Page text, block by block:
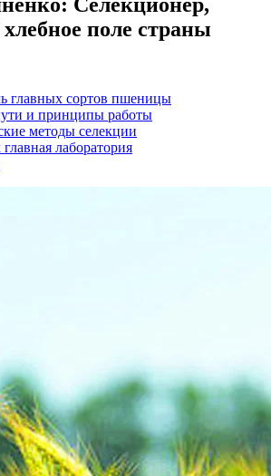
поле страны
главных сортов пшеницы
и принципы работы
методы селекции
лаборатория